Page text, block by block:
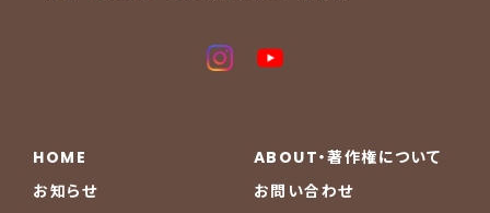
HOME
ABOUT・著作権について
お知らせ
お問い合わせ